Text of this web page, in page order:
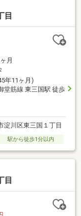
目
月
2
年11ヶ月)
堂筋線 東三国駅 徒歩
淀川区東三国１丁目
駅から徒歩1分以内
目